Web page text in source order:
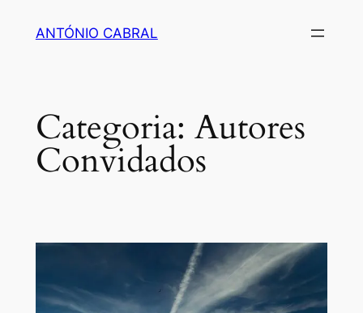
ANTÓNIO CABRAL
Categoria: Autores
Convidados